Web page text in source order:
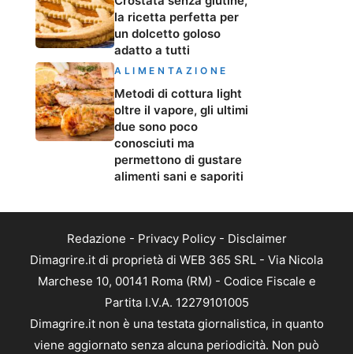
la ricetta perfetta per
un dolcetto goloso
adatto a tutti
ALIMENTAZIONE
Metodi di cottura light
oltre il vapore, gli ultimi
due sono poco
conosciuti ma
permettono di gustare
alimenti sani e saporiti
Redazione - Privacy Policy- Disclaimer
Dimagrire.it di proprietà di WEB 365 SRL - Via Nicola
Marchese 10, 00141 Roma (RM) - Codice Fiscale e
Partita I.V.A. 12279101005
Dimagrire.it non è una testata giornalistica, in quanto
viene aggiornato senza alcuna periodicità. Non può